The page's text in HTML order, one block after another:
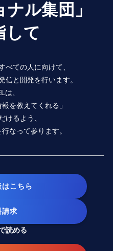
ル集団」
して
べての人に向けて、
信と開発を行います。
は、
を教えてくれる」
けるよう、
なって参ります。
こちら
請求
読める